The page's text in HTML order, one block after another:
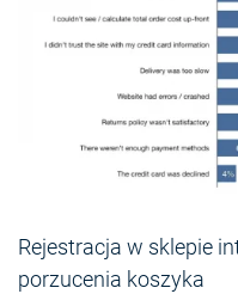
Rejestracja w sklepie
porzucenia koszyka